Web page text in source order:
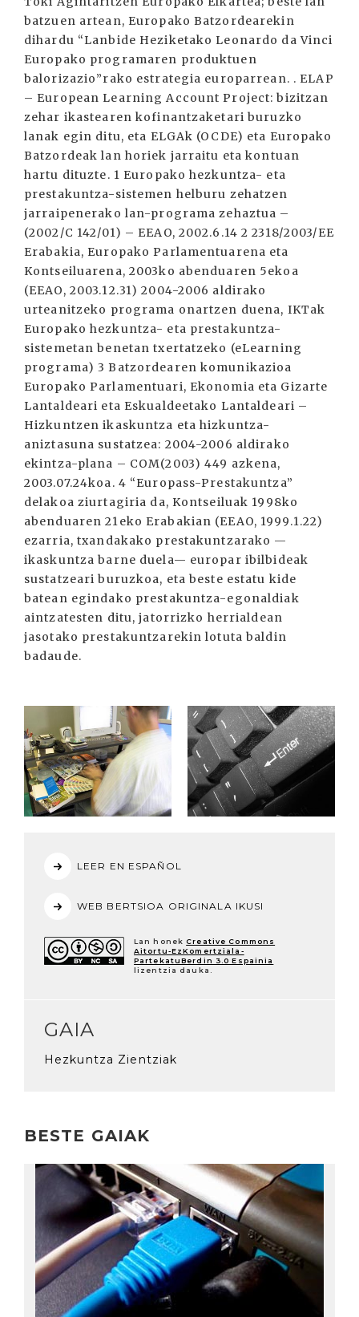
batzuen artean, Europako Batzordearekin
dihardu “Lanbide Heziketako Leonardo da Vinci
Europako programaren produktuen
balorizazio”rako estrategia europarrean. . ELAP
– European Learning Account Project: bizitzan
zehar ikastearen kofinantzaketari buruzko
lanak egin ditu, eta ELGAk (OCDE) eta Europako
Batzordeak lan horiek jarraitu eta kontuan
hartu dituzte. 1 Europako hezkuntza- eta
prestakuntza-sistemen helburu zehatzen
jarraipenerako lan-programa zehaztua –
(2002/C 142/01) – EEAO, 2002.6.14 2 2318/2003/EE
Erabakia, Europako Parlamentuarena eta
Kontseiluarena, 2003ko abenduaren 5ekoa
(EEAO, 2003.12.31) 2004-2006 aldirako
urteanitzeko programa onartzen duena, IKTak
Europako hezkuntza- eta prestakuntza-
sistemetan benetan txertatzeko (eLearning
programa) 3 Batzordearen komunikazioa
Europako Parlamentuari, Ekonomia eta Gizarte
Lantaldeari eta Eskualdeetako Lantaldeari –
Hizkuntzen ikaskuntza eta hizkuntza-
aniztasuna sustatzea: 2004-2006 aldirako
ekintza-plana – COM(2003) 449 azkena,
2003.07.24koa. 4 “Europass-Prestakuntza”
delakoa ziurtagiria da, Kontseiluak 1998ko
abenduaren 21eko Erabakian (EEAO, 1999.1.22)
ezarria, txandakako prestakuntzarako —
ikaskuntza barne duela— europar ibilbideak
sustatzeari buruzkoa, eta beste estatu kide
batean egindako prestakuntza-egonaldiak
aintzatesten ditu, jatorrizko herrialdean
jasotako prestakuntzarekin lotuta baldin
badaude.
LEER EN ESPAÑOL
WEB BERTSIOA ORIGINALA IKUSI
Lan honek Creative Commons
Aitortu-EzKomertziala-
PartekatuBerdin 3.0 Espainia
lizentzia dauka.
GAIA
Hezkuntza Zientziak
BESTE GAIAK
Irakurri